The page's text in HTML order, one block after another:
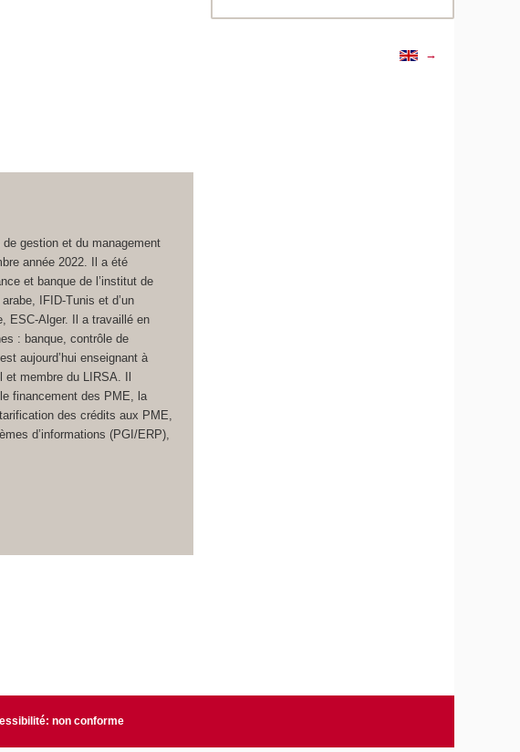
gestion et du management
année 2022. Il a été
et banque de l’institut de
IFID-Tunis et d’un
ESC-Alger. Il a travaillé en
: banque, contrôle de
aujourd’hui enseignant à
et membre du LIRSA. Il
financement des PME, la
des crédits aux PME,
d’informations (PGI/ERP),
→
non conforme